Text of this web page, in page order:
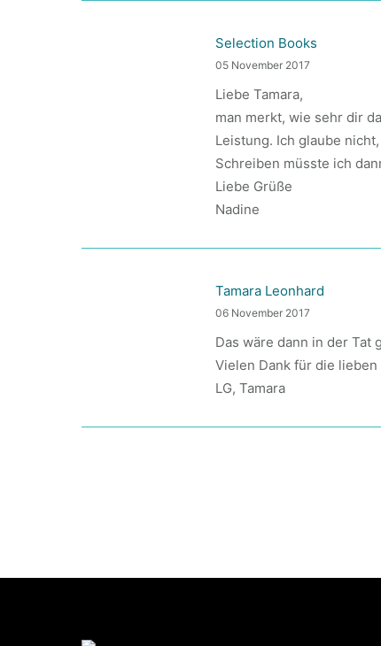
Selection Books
05 November 2017
Liebe Tamara,
man merkt, wie sehr dir
Leistung. Ich glaube
Schreiben müsste ich
Liebe Grüße
Nadine
Tamara Leonhard
06 November 2017
Das wäre dann in der Tat
Vielen Dank für die
LG, Tamara